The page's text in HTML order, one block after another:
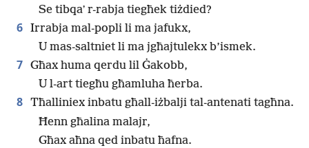
Se tibqaʼ r-rabja tiegħek tiżdied?
6 Irrabja mal-popli li ma jafukx,
U mas-saltniet li ma jgħajtulekx b’ismek.
7 Għax huma qerdu lil Ġakobb,
U l-art tiegħu għamluha ħerba.
8 Tħalliniex inbatu għall-iżbalji tal-antenati tagħna.
Ħenn għalina malajr,
Għax aħna qed inbatu ħafna.